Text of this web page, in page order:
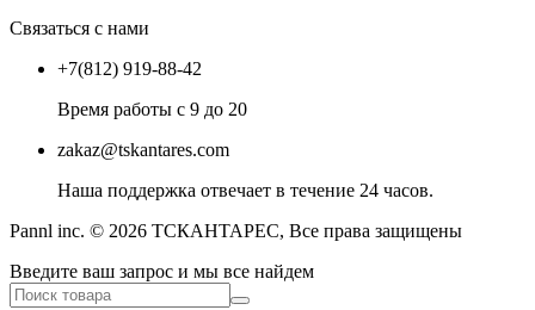
Связаться с нами
+7(812) 919-88-42
Время работы с 9 до 20
zakaz@tskantares.com
Наша поддержка отвечает в течение 24 часов.
Pannl inc. © 2026 ТСКАНТАРЕС, Все права защищены
Введите ваш запрос и мы все найдем